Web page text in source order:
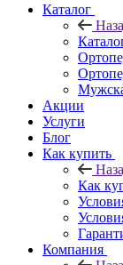
Каталог
Акции
Услуги
Блог
Как купить
Как
Компания